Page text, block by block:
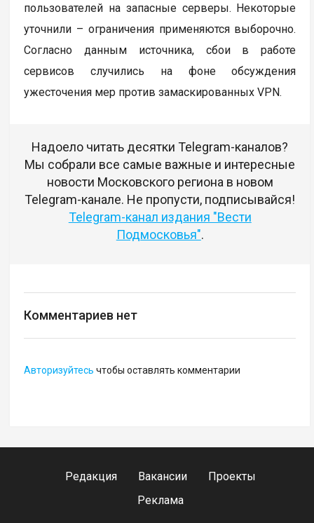
пользователей на запасные серверы. Некоторые
уточнили – ограничения применяются выборочно.
Согласно данным источника, сбои в работе
сервисов случились на фоне обсуждения
ужесточения мер против замаскированных VPN.
Надоело читать десятки Telegram-каналов?
Мы собрали все самые важные и интересные
новости Московского региона в новом
Telegram-канале. Не пропусти, подписывайся!
Telegram-канал издания "Вести
Подмосковья".
Комментариев нет
Авторизуйтесь чтобы оставлять комментарии
Редакция Вакансии
Проекты
Реклама